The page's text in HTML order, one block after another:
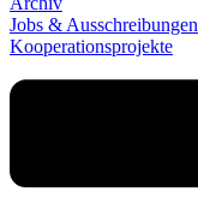
Jobs & Ausschreibungen
Kooperationsprojekte